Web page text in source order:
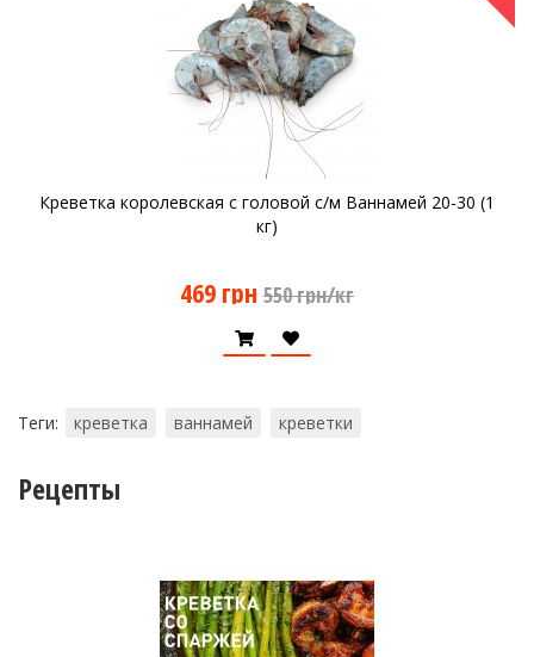
Креветка королевская с головой с/м Ваннамей 20-30 (1
кг)
469 грн 550 грн/кг
Теги: креветка ваннамей креветки
Рецепты